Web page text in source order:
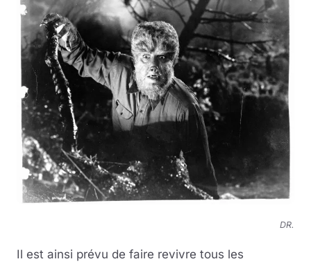
DR.
Il est ainsi prévu de faire revivre tous les